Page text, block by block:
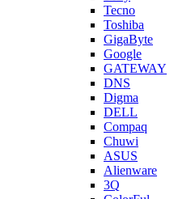
Tecno
Toshiba
GigaByte
Google
GATEWAY
DNS
Digma
DELL
Compaq
Chuwi
ASUS
Alienware
3Q